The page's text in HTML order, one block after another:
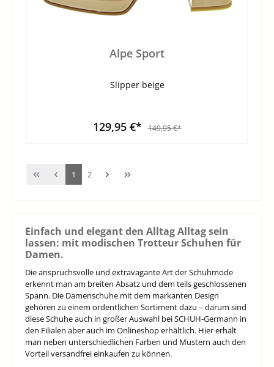
Alpe Sport
Slipper beige
129,95 €* 149,95 €*
1 2
Einfach und elegant den Alltag Alltag sein
lassen: mit modischen Trotteur Schuhen für
Damen.
Die anspruchsvolle und extravagante Art der Schuhmode
erkennt man am breiten Absatz und dem teils geschlossenen
Spann. Die Damenschuhe mit dem markanten Design
gehören zu einem ordentlichen Sortiment dazu – darum sind
diese Schuhe auch in großer Auswahl bei SCHUH-Germann in
den Filialen aber auch im Onlineshop erhältlich. Hier erhält
man neben unterschiedlichen Farben und Mustern auch den
Vorteil versandfrei einkaufen zu können.